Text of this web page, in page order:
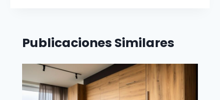
Publicaciones Similares